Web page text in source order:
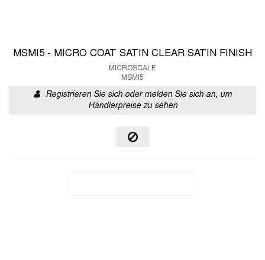
MSMI5 - MICRO COAT SATIN CLEAR SATIN FINISH
MICROSCALE
MSMI5
Registrieren Sie sich oder melden Sie sich an, um
Händlerpreise zu sehen